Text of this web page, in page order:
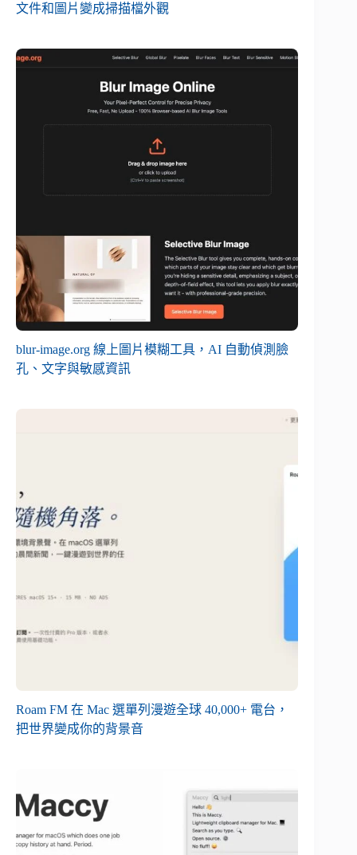
文件和圖片變成掃描檔外觀
blur-image.org 線上圖片模糊工具，AI 自動偵測臉
孔、文字與敏感資訊
Roam FM 在 Mac 選單列漫遊全球 40,000+ 電台，
把世界變成你的背景音